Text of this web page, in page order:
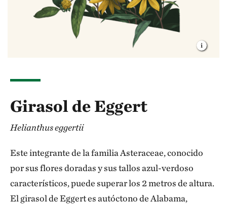
Girasol de Eggert
Helianthus eggertii
Este integrante de la familia Asteraceae, conocido
por sus flores doradas y sus tallos azul-verdoso
característicos, puede superar los 2 metros de altura.
El girasol de Eggert es autóctono de Alabama,